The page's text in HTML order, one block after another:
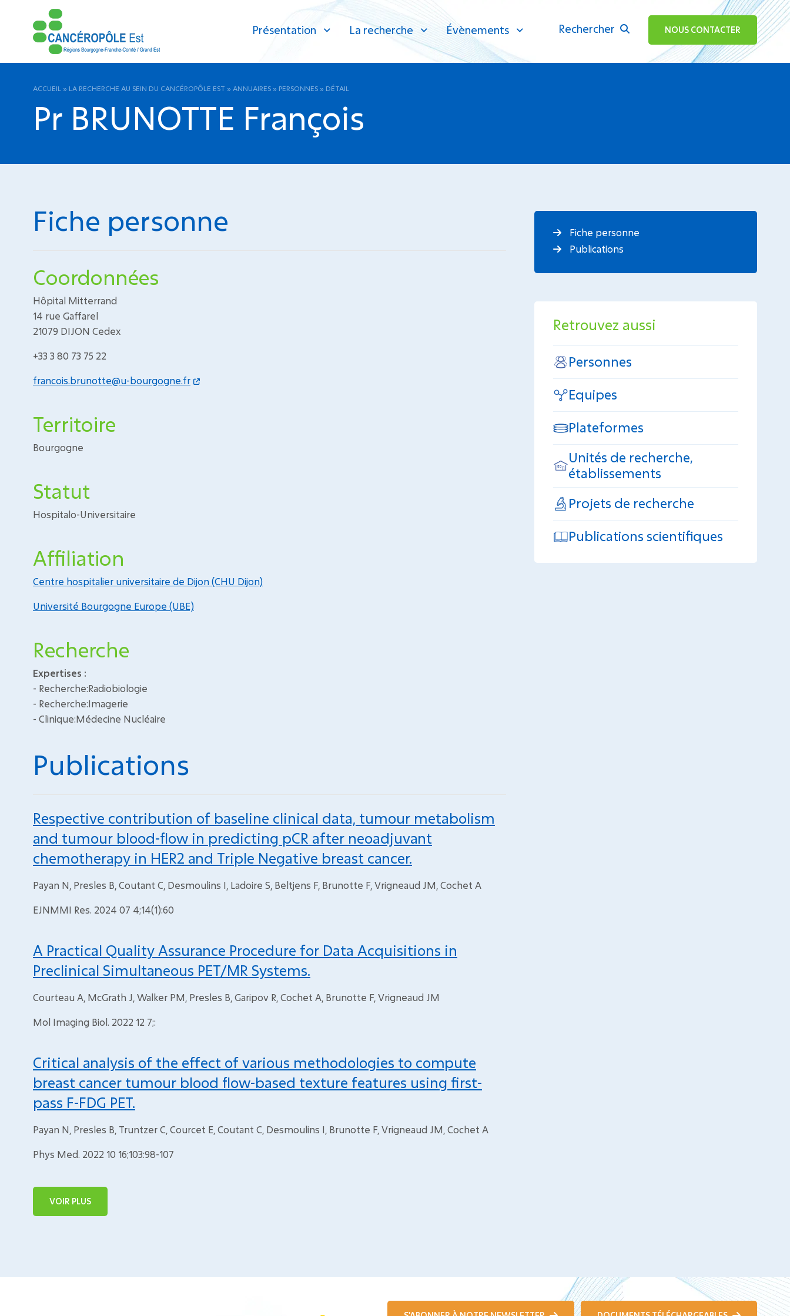
Présentation La recherche Évènements Rechercher
ok NOUS CONTACTER
ACCUEIL » LA RECHERCHE AU SEIN DU CANCÉROPÔLE EST » ANNUAIRES » PERSONNES » DÉTAIL
Pr BRUNOTTE François
Fiche personne
Coordonnées
Hôpital Mitterrand
14 rue Gaffarel
21079 DIJON Cedex
+33 3 80 73 75 22
francois.brunotte@u-bourgogne.fr
Territoire
Bourgogne
Statut
Hospitalo-Universitaire
Affiliation
Centre hospitalier universitaire de Dijon (CHU Dijon)
Université Bourgogne Europe (UBE)
Recherche
Expertises :
- Recherche:Radiobiologie
- Recherche:Imagerie
- Clinique:Médecine Nucléaire
Publications
Respective contribution of baseline clinical data, tumour metabolism
and tumour blood-flow in predicting pCR after neoadjuvant
chemotherapy in HER2 and Triple Negative breast cancer.
Payan N, Presles B, Coutant C, Desmoulins I, Ladoire S, Beltjens F, Brunotte F, Vrigneaud JM, Cochet A
EJNMMI Res. 2024 07 4;14(1):60
A Practical Quality Assurance Procedure for Data Acquisitions in
Preclinical Simultaneous PET/MR Systems.
Courteau A, McGrath J, Walker PM, Presles B, Garipov R, Cochet A, Brunotte F, Vrigneaud JM
Mol Imaging Biol. 2022 12 7;:
Critical analysis of the effect of various methodologies to compute
breast cancer tumour blood flow-based texture features using first-
pass F-FDG PET.
Payan N, Presles B, Truntzer C, Courcet E, Coutant C, Desmoulins I, Brunotte F, Vrigneaud JM, Cochet A
Phys Med. 2022 10 16;103:98-107
VOIR PLUS
Fiche personne
Publications
Retrouvez aussi
Personnes
Equipes
Plateformes
Unités de recherche,
établissements
Projets de recherche
Publications scientifiques